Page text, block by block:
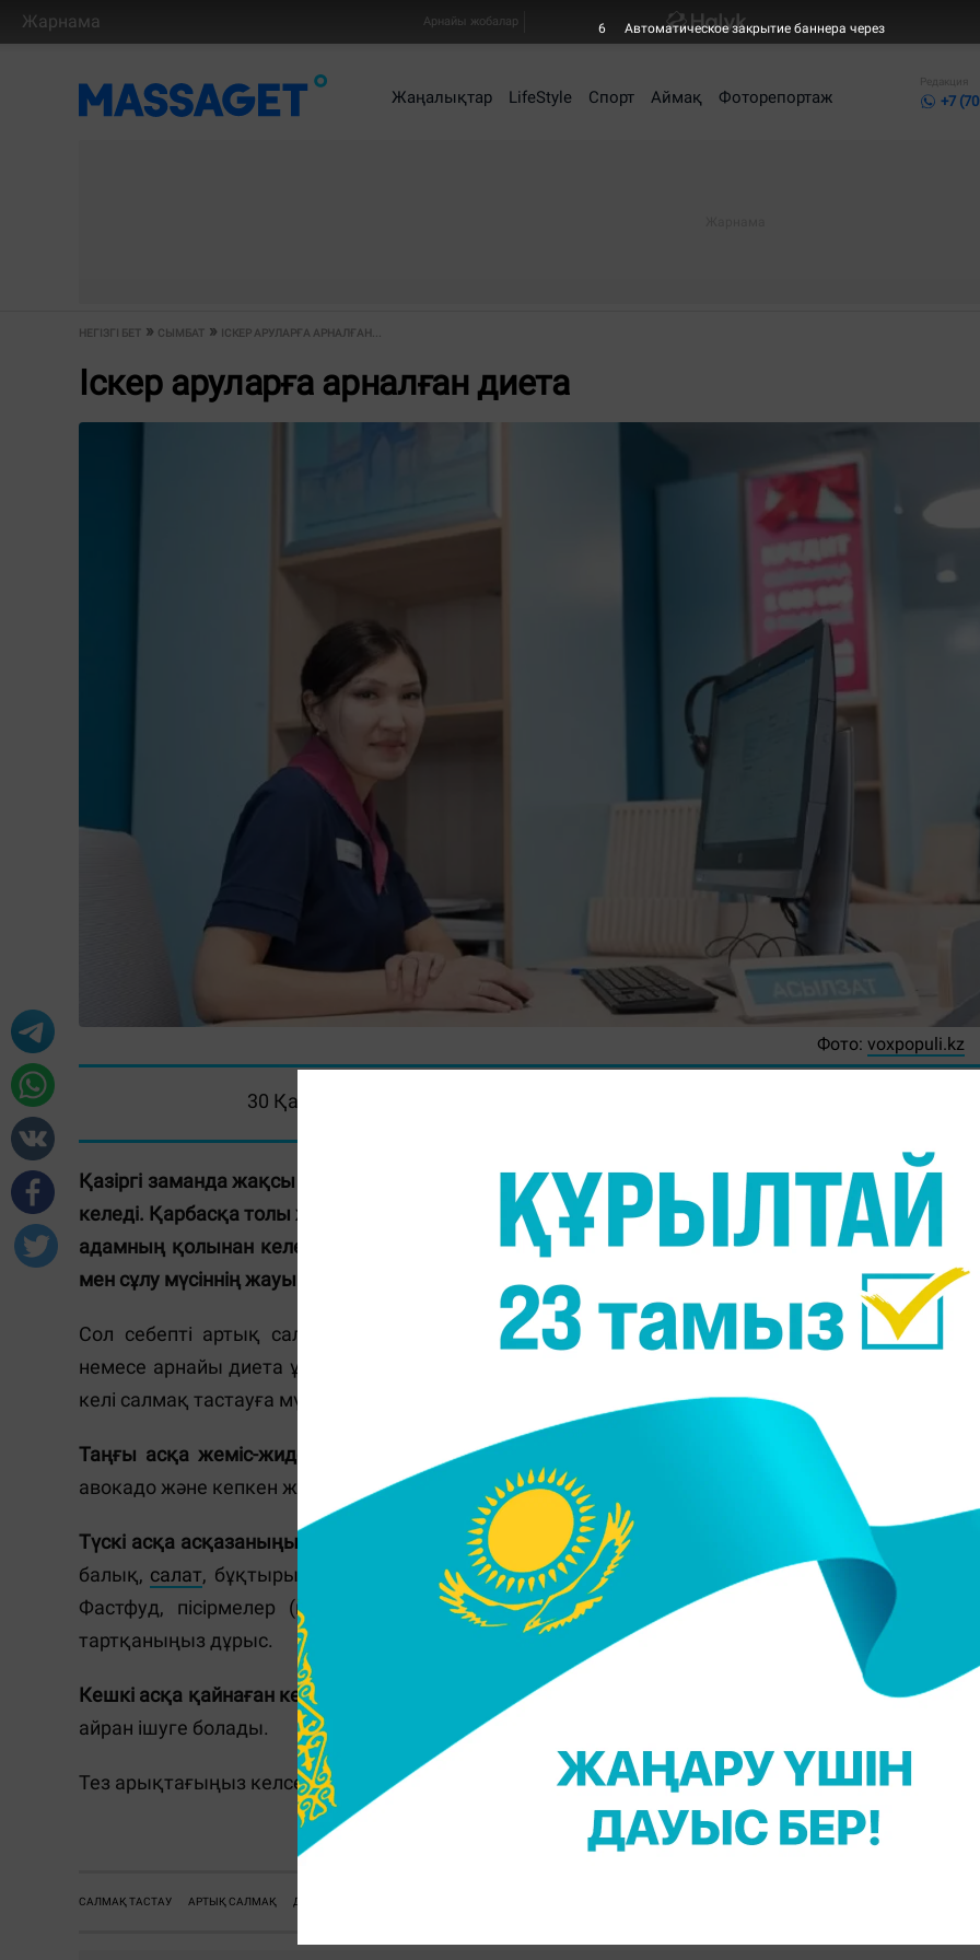
Жарнама Арнайы жобалар
Жаңалықтар LifeStyle Спорт Аймақ Фоторепортаж
Редакция
+7
НЕГІЗГІ БЕТ СЫМБАТ ІСКЕР АРУЛАРҒА АРНАЛҒАН...
Іскер аруларға арналған диета
Фото: voxpopuli.kz
30 Қараша 2017, 11:29
Қазіргі заманда жақсы өмір сүру үшін әйел заты да ер азаматынан қалыспай жұмыс істеуге тура
келеді. Қарбасқа толы жұмыс пен үй тірлігін қатар алып жүргенде өзіне де қарау кез келген әйел
адамның қолынан келе бермейді. Әсіресе, бір жерде отырып істейтін жұмыс – деннің саулығы
мен сұлу мүсіннің жауы.
Сол себепті артық салмақ жинағысы келмейтін арулар дұрыс тамақтану тәртібін сақтанып
немесе арнайы диета ұстауы қажет. Бүгінгі біз ұсынған диетаны ұстап көрсеңіз, 2 апта ішінде 5
келі салмақ тастауға мүмкіндігіңіз бар.
Таңғы асқа жеміс-жидек жеңіз.
Мөлшері шамамен жарты келі болғаны дұрыс. Банан, жүзім,
авокадо және кепкен жемістерден басқа кез келгенінен әр күнде әр түрін таңдасаңыз болады.
Түскі асқа асқазаныңыз не қаласа, соны жеңіз
. Тек мөлшері көп болмауын қадағалаңыз. Күріш,
балық, салат, бұқтырылған көкөніс секілдіжеңіл сіңетін тағамдарды таңдасаңыз, тіпті жақсы.
Фастфуд, пісірмелер (выпечка), майлы тағамдар және макарон өнімдерінен түбегейлі бас
тартқаныңыз дұрыс.
Кешкі асқа қайнаған көкөністер (картоптан басқа)
Оны қанағат тұтпай жатсаңыз, аздаған
айран ішуге болады.
Тез арықтағыңыз келсе, шөптен жасалған шай не газдалмаған минералды суды көбірек ішіңіз.
@. @assel_assanova
САЛМАҚ ТАСТАУ АРТЫҚ САЛМАҚ ДИЕТА
5 Автоматическое закрытие баннера через